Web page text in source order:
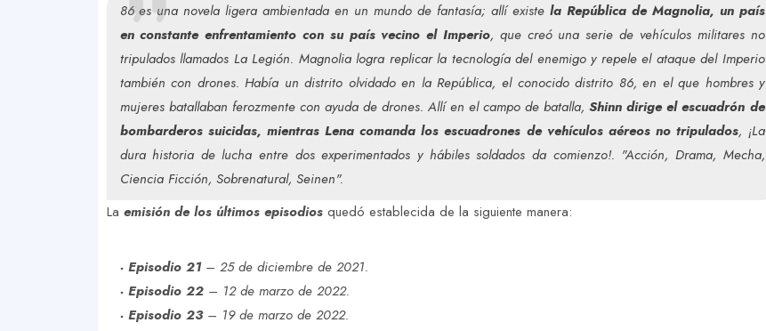
86 es una novela ligera ambientada en un mundo de fantasía; allí existe la República de Magnolia, un país
en constante enfrentamiento con su país vecino el Imperio, que creó una serie de vehículos militares no
tripulados llamados La Legión. Magnolia logra replicar la tecnología del enemigo y repele el ataque del Imperio
también con drones. Había un distrito olvidado en la República, el conocido distrito 86, en el que hombres y
mujeres batallaban ferozmente con ayuda de drones. Allí en el campo de batalla,Shinn dirige el escuadrón de
bombarderos suicidas, mientras Lena comanda los escuadrones de vehículos aéreos no tripulados, ¡La
dura historia de lucha entre dos experimentados y hábiles soldados da comienzo!. "Acción, Drama, Mecha,
Ciencia Ficción, Sobrenatural, Seinen".
La emisión de los últimos episodiosquedó establecida de la siguiente manera:
Episodio 21– 25 de diciembre de 2021.
Episodio 22– 12 de marzo de 2022.
Episodio 23– 19 de marzo de 2022.